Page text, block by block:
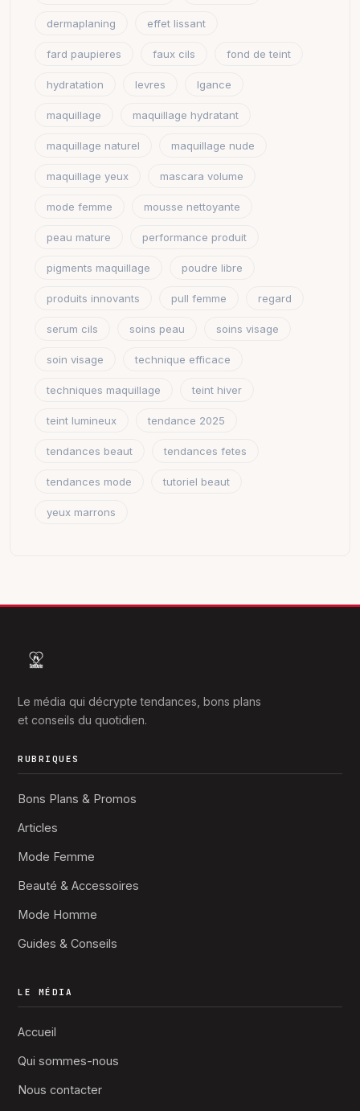
dermaplaning effet lissant
fard paupieres faux cils fond de teint
hydratation levres lgance
maquillage maquillage hydratant
maquillage naturel maquillage nude
maquillage yeux mascara volume
mode femme mousse nettoyante
peau mature performance produit
pigments maquillage poudre libre
produits innovants pull femme regard
serum cils soins peau soins visage
soin visage technique efficace
techniques maquillage teint hiver
teint lumineux tendance 2025
tendances beaut tendances fetes
tendances mode tutoriel beaut
yeux marrons
Le média qui décrypte tendances, bons plans
et conseils du quotidien.
RUBRIQUES
Bons Plans & Promos
Articles
Mode Femme
Beauté & Accessoires
Mode Homme
Guides & Conseils
LE MÉDIA
Accueil
Qui sommes-nous
Nous contacter